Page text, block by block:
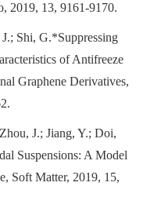
2019, 13, 9161-9170.
Shi, G.*Suppressing
of Antifreeze
Graphene Derivatives,
J.; Jiang, Y.; Doi,
Suspensions: A Model
Soft Matter, 2019, 15,